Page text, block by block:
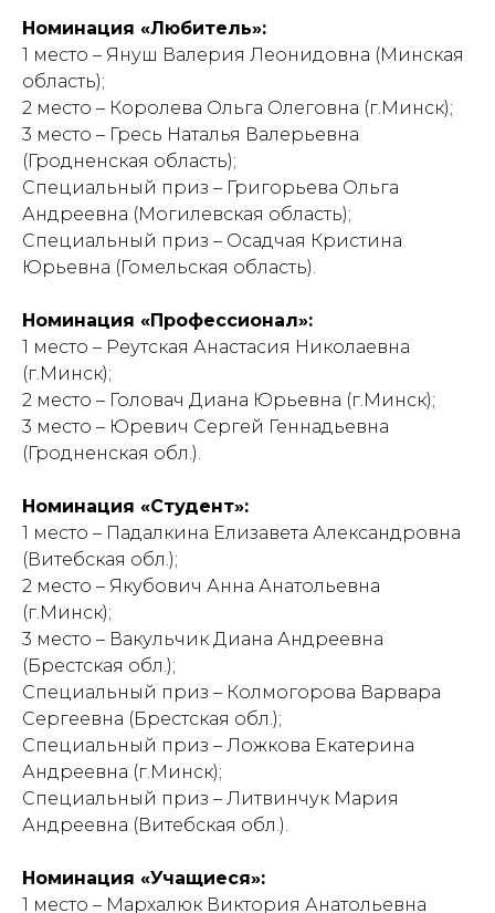
Номинация «Любитель»:
1 место – Януш Валерия Леонидовна (Минская
область);
2 место – Королева Ольга Олеговна (г.Минск);
3 место – Гресь Наталья Валерьевна
(Гродненская область);
Специальный приз – Григорьева Ольга
Андреевна (Могилевская область);
Специальный приз – Осадчая Кристина
Юрьевна (Гомельская область).
Номинация «Профессионал»:
1 место – Реутская Анастасия Николаевна
(г.Минск);
2 место – Головач Диана Юрьевна (г.Минск);
3 место – Юревич Сергей Геннадьевна
(Гродненская обл.).
Номинация «Студент»:
1 место – Падалкина Елизавета Александровна
(Витебская обл.);
2 место – Якубович Анна Анатольевна
(г.Минск);
3 место – Вакульчик Диана Андреевна
(Брестская обл.);
Специальный приз – Колмогорова Варвара
Сергеевна (Брестская обл.);
Специальный приз – Ложкова Екатерина
Андреевна (г.Минск);
Специальный приз – Литвинчук Мария
Андреевна (Витебская обл.).
Номинация «Учащиеся»:
1 место – Мархалюк Виктория Анатольевна